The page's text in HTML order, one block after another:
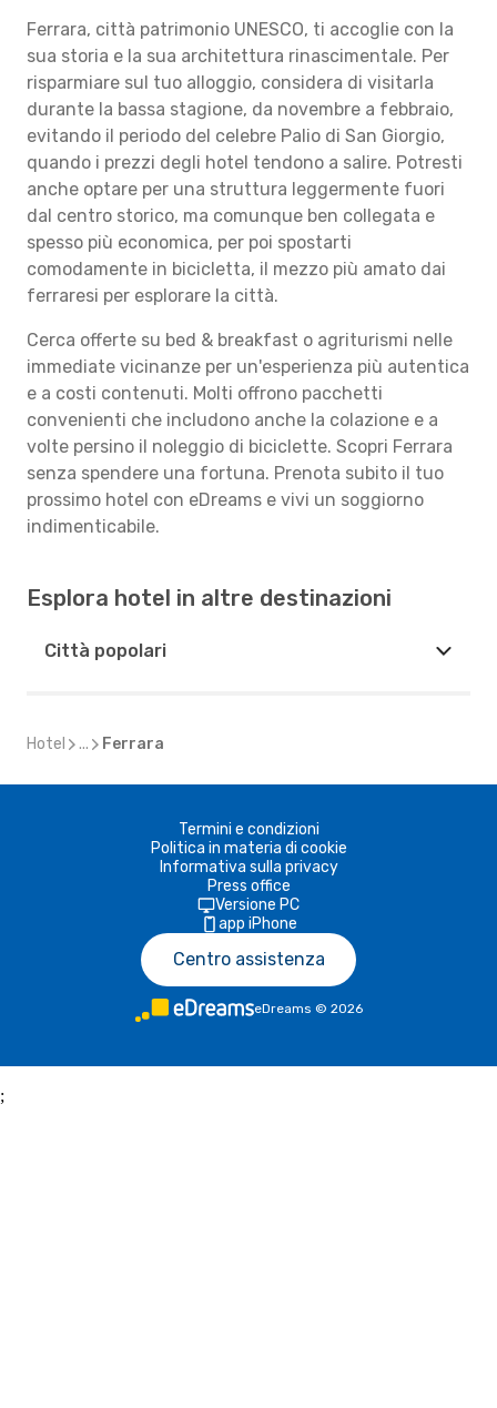
Ferrara, città patrimonio UNESCO, ti accoglie con la
sua storia e la sua architettura rinascimentale. Per
risparmiare sul tuo alloggio, considera di visitarla
durante la bassa stagione, da novembre a febbraio,
evitando il periodo del celebre Palio di San Giorgio,
quando i prezzi degli hotel tendono a salire. Potresti
anche optare per una struttura leggermente fuori
dal centro storico, ma comunque ben collegata e
spesso più economica, per poi spostarti
comodamente in bicicletta, il mezzo più amato dai
ferraresi per esplorare la città.
Cerca offerte su bed & breakfast o agriturismi nelle
immediate vicinanze per un'esperienza più autentica
e a costi contenuti. Molti offrono pacchetti
convenienti che includono anche la colazione e a
volte persino il noleggio di biciclette. Scopri Ferrara
senza spendere una fortuna. Prenota subito il tuo
prossimo hotel con eDreams e vivi un soggiorno
indimenticabile.
Esplora hotel in altre destinazioni
Città popolari
Hotel ... Ferrara
Termini e condizioni
Politica in materia di cookie
Informativa sulla privacy
Press office
Versione PC
app iPhone
Centro assistenza
eDreams © 2026
;